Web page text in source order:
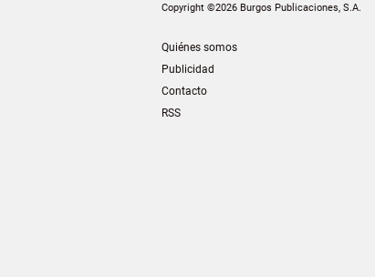
Copyright ©2026 Burgos Publicaciones, S.A.
Quiénes somos
Publicidad
Contacto
RSS